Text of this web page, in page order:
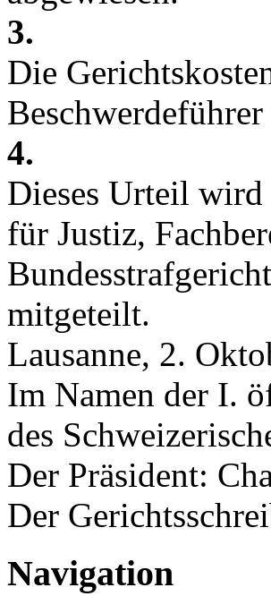
3.
Die
4.
Dieses Urteil wird
für Justiz,
mitgeteilt.
Lausanne, 2.
Im Namen der I.
des
Der Präsident:
Der
Navigation